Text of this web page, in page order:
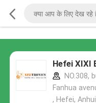
Hefei XIXI
NO.308,
Fanhua
, Hefei,